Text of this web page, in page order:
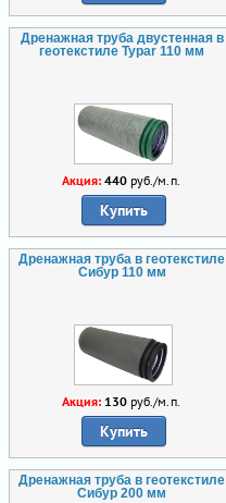
Дренажная труба двустенная в
геотекстиле Typar 110 мм
Акция: 440руб./м.п.
Купить
Дренажная труба в геотекстиле
Сибур 110 мм
Акция: 130руб./м.п.
Купить
Дренажная труба в геотекстиле
Сибур 200 мм